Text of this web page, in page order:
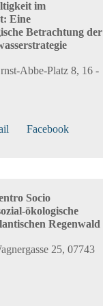
im
Eine
Betrachtung der
Abbe-Platz 8, 16 -
Facebook
Socio
ökologische
Regenwald
25, 07743